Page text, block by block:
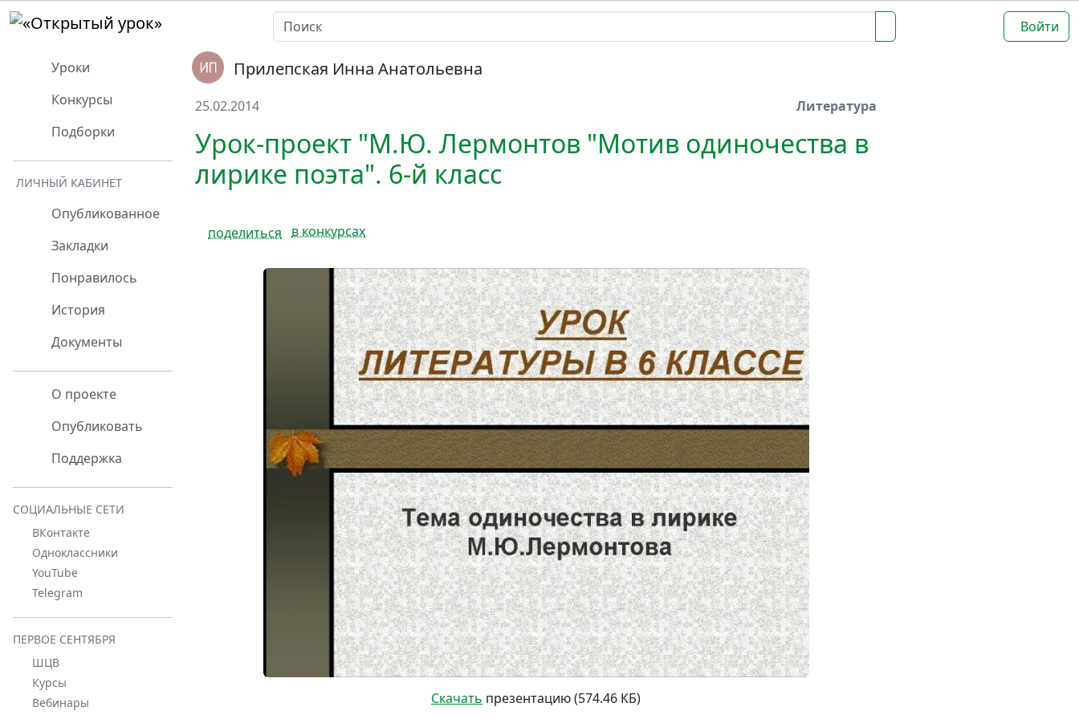
Войти
Уроки
Конкурсы
Подборки
ЛИЧНЫЙ КАБИНЕТ
Опубликованное
Закладки
Понравилось
История
Документы
О проекте
Опубликовать
Поддержка
СОЦИАЛЬНЫЕ СЕТИ
ВКонтакте
Одноклассники
YouTube
Telegram
ПЕРВОЕ СЕНТЯБРЯ
ШЦВ
Курсы
Вебинары
Прилепская Инна Анатольевна
25.02.2014 Литература
Урок-проект "М.Ю. Лермонтов "Мотив одиночества в
лирике поэта". 6-й класс
поделиться в конкурсах
Скачать презентацию (574.46 КБ)